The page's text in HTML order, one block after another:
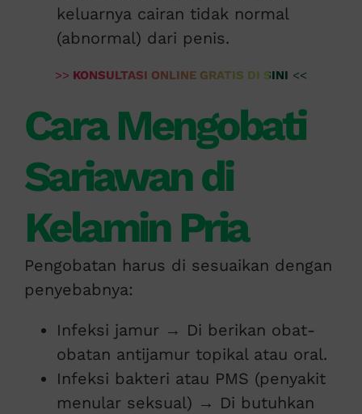
keluarnya cairan tidak normal
(abnormal) dari penis.
>> KONSULTASI ONLINE GRATIS DI SINI <<
Cara Mengobati
Sariawan di
Kelamin Pria
Pengobatan harus di sesuaikan dengan
penyebabnya:
Infeksi jamur → Di berikan obat-
obatan antijamur topikal atau oral.
Infeksi bakteri atau PMS (penyakit
menular seksual) → Di butuhkan